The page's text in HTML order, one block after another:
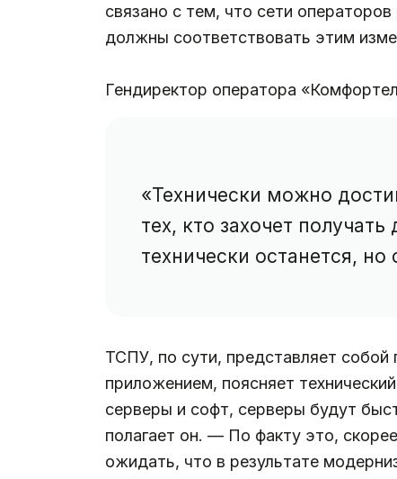
связано с тем, что сети
должны соответствовать этим
Гендиректор оператора
«Технически можно
тех, кто захочет
технически останется,
ТСПУ, по сути, представляет
приложением, поясняет
серверы и софт, серверы будут
полагает он. — По факту это,
ожидать, что в результате